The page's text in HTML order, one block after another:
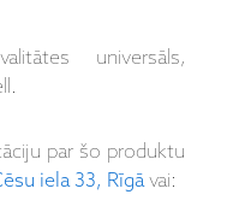
universāls,
par šo produktu
iela 33, Rīgāvai: